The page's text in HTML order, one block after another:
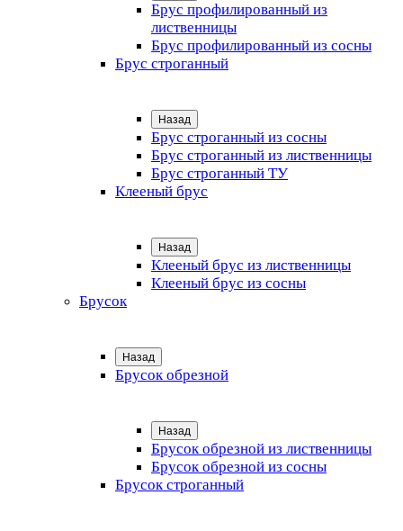
Брус профилированный из
лиственницы
Брус профилированный из сосны
Брус строганный
Назад
Брус строганный из сосны
Брус строганный из лиственницы
Брус строганный ТУ
Клееный брус
Назад
Клееный брус из лиственницы
Клееный брус из сосны
Брусок
Назад
Брусок обрезной
Назад
Брусок обрезной из лиственницы
Брусок обрезной из сосны
Брусок строганный